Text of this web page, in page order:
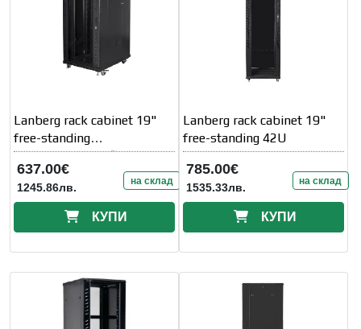
Lanberg rack cabinet 19"
free-standing
22U/800x1000 (flat
637.00€
1245.86лв. на склад
КУПИ
Lanberg rack cabinet 19"
free-standing 42U
785.00€
1535.33лв. на склад
КУПИ